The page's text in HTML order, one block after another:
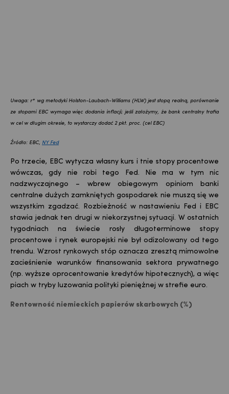
Uwaga: r* wg metodyki Holston-Laubach-Williams (HLW) jest stopą realną, porównanie
ze stopami EBC wymaga więc dodania inflacji; jeśli założymy, że bank centralny trafia
w cel w długim okresie, to wystarczy dodać 2 pkt. proc. (cel EBC)
Źródło: EBC, NY Fed
Po trzecie, EBC wytycza własny kurs i tnie stopy procentowe
wówczas, gdy nie robi tego Fed. Nie ma w tym nic
nadzwyczajnego – wbrew obiegowym opiniom banki
centralne dużych zamkniętych gospodarek nie muszą się we
wszystkim zgadzać. Rozbieżność w nastawieniu Fed i EBC
stawia jednak ten drugi w niekorzystnej sytuacji. W ostatnich
tygodniach na świecie rosły długoterminowe stopy
procentowe i rynek europejski nie był odizolowany od tego
trendu. Wzrost rynkowych stóp oznacza zresztą mimowolne
zacieśnienie warunków finansowania sektora prywatnego
(np. wyższe oprocentowanie kredytów hipotecznych), a więc
piach w tryby luzowania polityki pieniężnej w strefie euro.
Rentowność niemieckich papierów skarbowych (%)